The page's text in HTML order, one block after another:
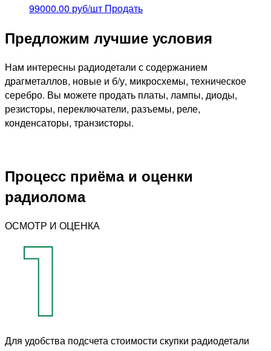
99000.00 руб/шт Продать
Предложим лучшие условия
Нам интересны радиодетали с содержанием
драгметаллов, новые и б/у, микросхемы, техническое
серебро. Вы можете продать платы, лампы, диоды,
резисторы, переключатели, разъемы, реле,
конденсаторы, транзисторы.
Процесс приёма и оценки
радиолома
ОСМОТР И ОЦЕНКА
Для удобства подсчета стоимости скупки радиодетали